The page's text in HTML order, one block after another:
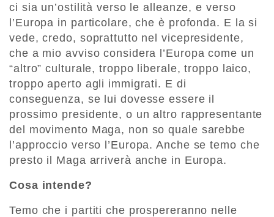
ci sia un’ostilità verso le alleanze, e verso
l’Europa in particolare, che è profonda. E la si
vede, credo, soprattutto nel vicepresidente,
che a mio avviso considera l’Europa come un
“altro” culturale, troppo liberale, troppo laico,
troppo aperto agli immigrati. E di
conseguenza, se lui dovesse essere il
prossimo presidente, o un altro rappresentante
del movimento Maga, non so quale sarebbe
l’approccio verso l’Europa. Anche se temo che
presto il Maga arriverà anche in Europa.
Cosa intende?
Temo che i partiti che prospereranno nelle